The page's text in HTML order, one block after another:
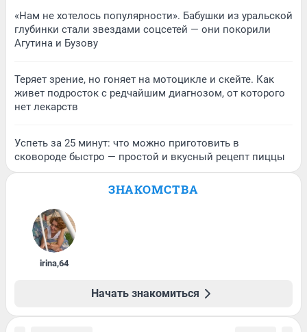
«Нам не хотелось популярности». Бабушки из уральской
глубинки стали звездами соцсетей — они покорили
Агутина и Бузову
Теряет зрение, но гоняет на мотоцикле и скейте. Как
живет подросток с редчайшим диагнозом, от которого
нет лекарств
Успеть за 25 минут: что можно приготовить в
сковороде быстро — простой и вкусный рецепт пиццы
ЗНАКОМСТВА
irina,64
Начать знакомиться